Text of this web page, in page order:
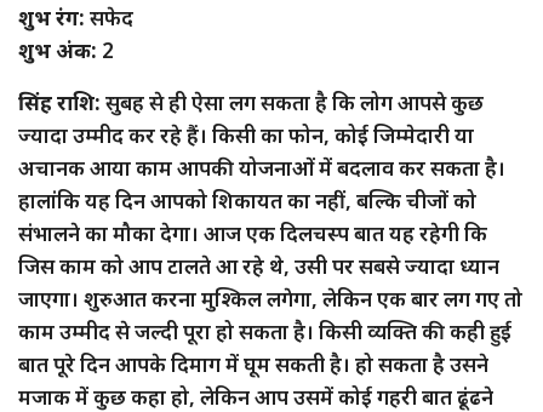
शुभ रंग: सफेद
शुभ अंक: 2
सिंह राशि: सुबह से ही ऐसा लग सकता है कि लोग आपसे कुछ
ज्यादा उम्मीद कर रहे हैं। किसी का फोन, कोई जिम्मेदारी या
अचानक आया काम आपकी योजनाओं में बदलाव कर सकता है।
हालांकि यह दिन आपको शिकायत का नहीं, बल्कि चीजों को
संभालने का मौका देगा। आज एक दिलचस्प बात यह रहेगी कि
जिस काम को आप टालते आ रहे थे, उसी पर सबसे ज्यादा ध्यान
जाएगा। शुरुआत करना मुश्किल लगेगा, लेकिन एक बार लग गए तो
काम उम्मीद से जल्दी पूरा हो सकता है। किसी व्यक्ति की कही हुई
बात पूरे दिन आपके दिमाग में घूम सकती है। हो सकता है उसने
मजाक में कुछ कहा हो, लेकिन आप उसमें कोई गहरी बात ढूंढने